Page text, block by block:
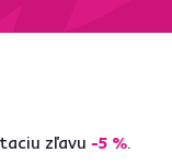
zľavu -5 %.